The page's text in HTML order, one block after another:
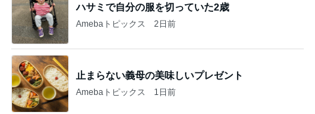
ハサミで自分の服を切っていた2歳
Amebaトピックス 2日前
止まらない義母の美味しいプレゼント
Amebaトピックス 1日前